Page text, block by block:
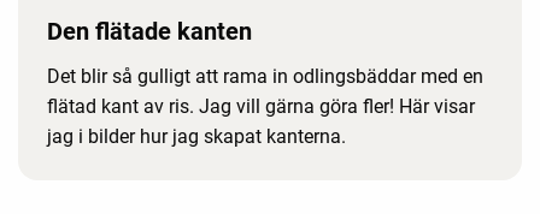
Den flätade kanten
Det blir så gulligt att rama in odlingsbäddar med en
flätad kant av ris. Jag vill gärna göra fler! Här visar
jag i bilder hur jag skapat kanterna.